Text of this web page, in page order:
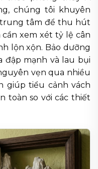
chúng tôi khuyên
tâm để thu hút
xem xét tỷ lệ cân
lộn xộn. Bảo dưỡng
đập mạnh và lau bụi
vẹn qua nhiều
giúp tiểu cảnh vách
toàn so với các thiết